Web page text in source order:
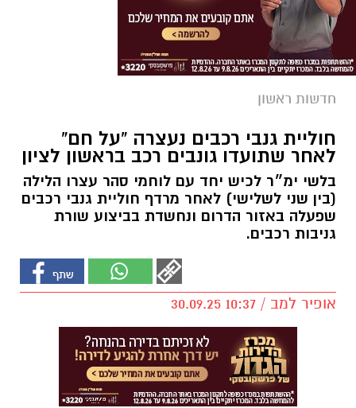
חדשות ראשון
חוליית גנבי רכבים נעצרה “על חם”
לאחר שתועדו גונבים רכב בראשון לציון
בלשי ימ״ר לכיש יחד עם לוחמי סהר עצרו הלילה
(בין שני לשלישי) לאחר מרדף חוליית גנבי רכבים
שפעלה באזור הדרום ונחשדת בביצוע שורת
גניבות רכבים.
אופיר למב / 10:37 30.09.25